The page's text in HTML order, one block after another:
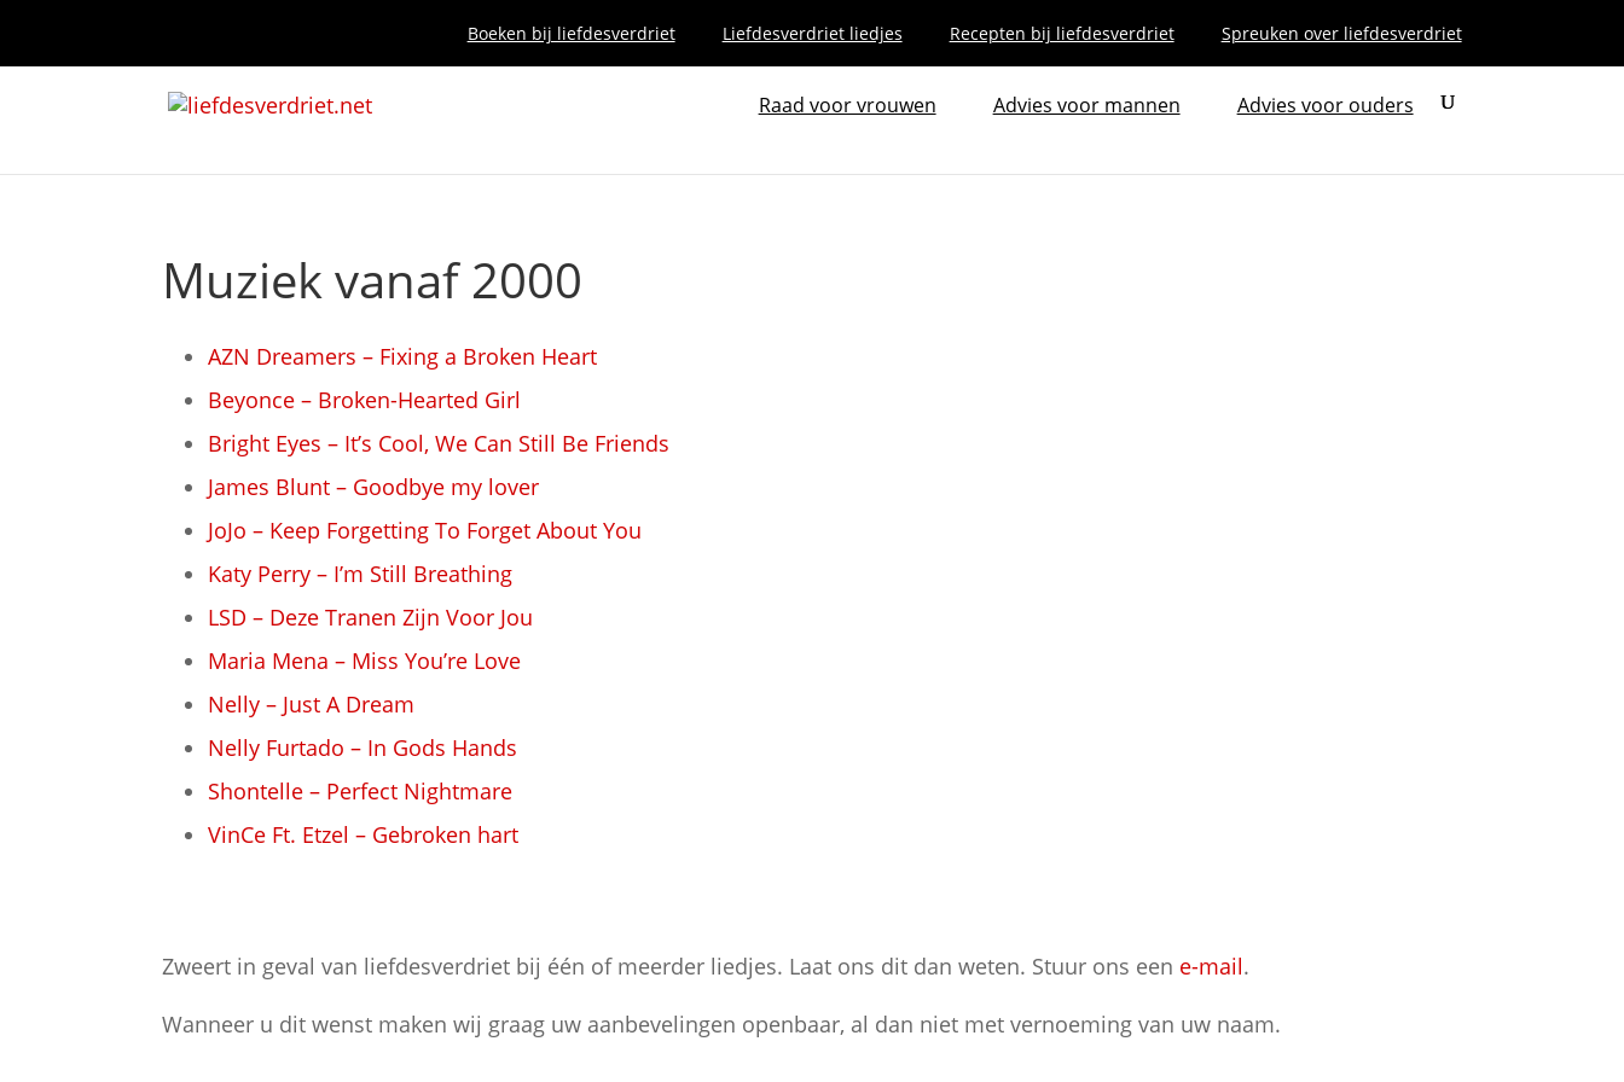
Boeken bij liefdesverdriet Liefdesverdriet liedjes Recepten bij liefdesverdriet Spreuken over liefdesverdriet
Raad voor vrouwen Advies voor mannen Advies voor ouders
Muziek vanaf 2000
AZN Dreamers – Fixing a Broken Heart
Beyonce – Broken-Hearted Girl
Bright Eyes – It’s Cool, We Can Still Be Friends
James Blunt – Goodbye my lover
JoJo – Keep Forgetting To Forget About You
Katy Perry – I’m Still Breathing
LSD – Deze Tranen Zijn Voor Jou
Maria Mena – Miss You’re Love
Nelly – Just A Dream
Nelly Furtado – In Gods Hands
Shontelle – Perfect Nightmare
VinCe Ft. Etzel – Gebroken hart
Zweert in geval van liefdesverdriet bij één of meerder liedjes. Laat ons dit dan weten. Stuur ons een e-mail.
Wanneer u dit wenst maken wij graag uw aanbevelingen openbaar, al dan niet met vernoeming van uw naam.